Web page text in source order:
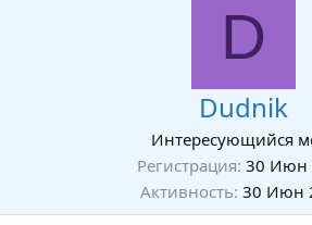
D
Dudnik
Интересующийся
Регистрация 30 Июн
Активность 30 Июн